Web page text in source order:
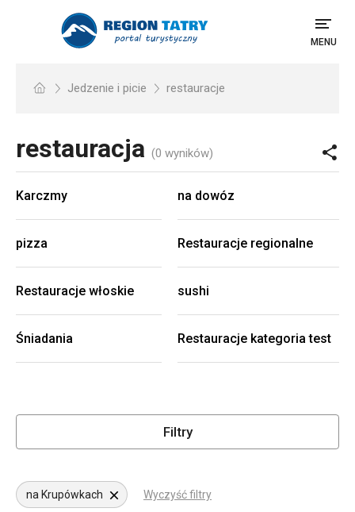
MENU
Jedzenie i picie restauracje
restauracja (0 wyników)
Karczmy na dowóz
pizza Restauracje regionalne
Restauracje włoskie sushi
Śniadania Restauracje kategoria test
Filtry
na Krupówkach Wyczyść filtry